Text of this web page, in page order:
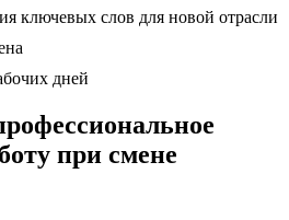
ключевых слов для новой отрасли
дней
при смене